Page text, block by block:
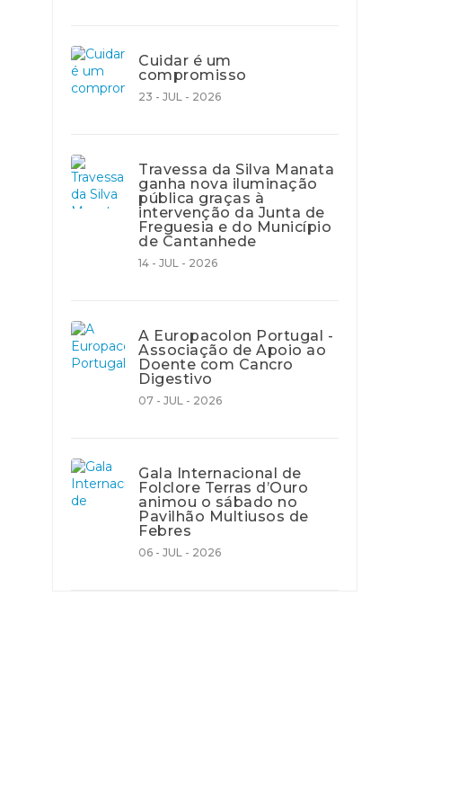
Cuidar é um
compromisso
23 - JUL - 2026
Travessa da Silva Manata
ganha nova iluminação
pública graças à
intervenção da Junta de
Freguesia e do Município
de Cantanhede
14 - JUL - 2026
A Europacolon Portugal -
Associação de Apoio ao
Doente com Cancro
Digestivo
07 - JUL - 2026
Gala Internacional de
Folclore Terras d’Ouro
animou o sábado no
Pavilhão Multiusos de
Febres
06 - JUL - 2026